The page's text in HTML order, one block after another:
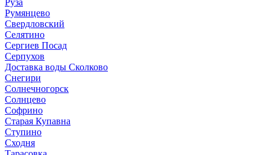
Руза
Румянцево
Свердловский
Селятино
Сергиев Посад
Серпухов
Доставка воды Сколково
Снегири
Солнечногорск
Солнцево
Софрино
Старая Купавна
Ступино
Сходня